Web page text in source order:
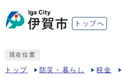
トップへ
現在位置
トップ 防災・暮らし 税金